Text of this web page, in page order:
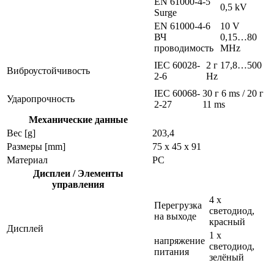
Surge
0,5 kV
EN 61000-4-6
ВЧ
проводимость
10 V
0,15…80
MHz
Виброустойчивость
IEC 60028-
2-6
2 г 17,8…500
Hz
Ударопрочность
IEC 60068-
2-27
30 г 6 ms / 20 г
11 ms
Механические данные
Вес [g]
203,4
Размеры [mm]
75 x 45 x 91
Материал
PC
Дисплеи / Элементы
управления
Дисплей
Перегрузка
на выходе
4 x
светодиод,
красный
напряжение
питания
1 x
светодиод,
зелёный